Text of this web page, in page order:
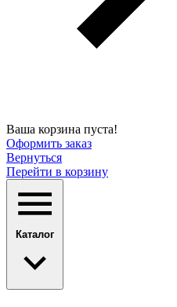
Ваша корзина пуста!
Оформить заказ
Вернуться
Перейти в корзину
Каталог